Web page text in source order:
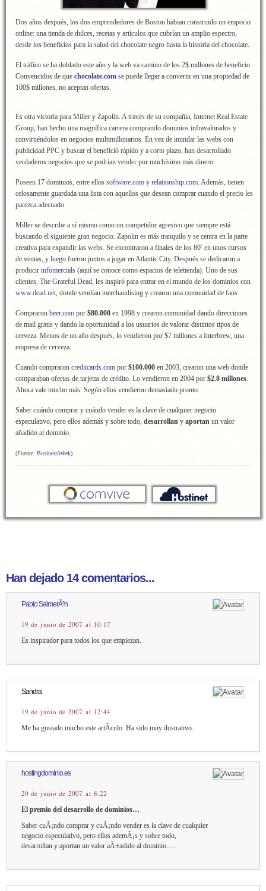
Dos años después, los dos emprendedores de Boston habian construido un emporio
online: una tienda de dulces, recetas y artículos que cubrían un amplio espectro,
desde los beneficios para la salud del chocolate negro hasta la historia del chocolate.
El tráfico se ha doblado este año y la web va camino de los 2$ millones de beneficio.
Convencidos de que chocolate.com se puede llegar a convertir en una propiedad de
100$ millones, no aceptan ofertas.
Es otra victoria para Miller y Zapolin. A través de su compañía, Internet Real Estate
Group, han hecho una magnífica carrera comprando dominios infravalorados y
convirtiéndolos en negocios multimillonarios. En vez de inundar las webs con
publicidad PPC y buscar el benefició rápido y a corto plazo, han desarrollado
verdaderos negocios que se podrían vender por muchísimo más dinero.
Poseen 17 dominios, entre ellos software.com y relationship.com. Además, tienen
celosamente guardada una lista con aquellos que desean comprar cuando el precio les
parezca adecuado.
Miller se describe a sí mismo como un competidor agresivo que siempre está
buscando el siguiente gran negocio. Zapolin es más tranquilo y se centra en la parte
creativa para expandir las webs. Se encontraron a finales de los 80′ en unos cursos
de ventas, y luego fueron juntos a jugar en Atlantic City. Después se dedicaron a
producir infomercials (aquí se conoce como espacios de teletienda). Uno de sus
clientes, The Grateful Dead, les inspiró para entrar en el mundo de los dominios con
www.dead.net, donde vendían merchandising y crearon una comunidad de fans.
Compraron beer.com por $80.000 en 1998 y crearon comunidad dando direcciones
de mail gratis y dando la oportunidad a los usuarios de valorar distintos tipos de
cerveza. Menos de un año después, lo vendieron por $7 millones a Interbrew, una
empresa de cerveza.
Cuando compraron creditcards.com por $100.000 en 2003, crearon una web donde
comparaban ofertas de tarjetas de crédito. Lo vendieron en 2004 por $2.8 millones.
Ahora vale mucho más. Según ellos vendieron demasiado pronto.
Saber cuándo comprar y cuándo vender es la clave de cualquier negocio
especulativo, pero ellos además y sobre todo, desarrollan y aportan un valor
añadido al dominio.
(Fuente: BusinessWeek)
Han dejado 14 comentarios...
Pablo SalmerÃ³n
19 de junio de 2007 at 10:17
Es inspirador para todos los que empiezan.
Sandra
19 de junio de 2007 at 12:44
Me ha gustado mucho este artÃ­culo. Ha sido muy ilustrativo.
hostingdominio.es
20 de junio de 2007 at 8:22
El premio del desarrollo de dominios…
Saber cuÃ¡ndo comprar y cuÃ¡ndo vender es la clave de cualquier
negocio especulativo, pero ellos ademÃ¡s y sobre todo,
desarrollan y aportan un valor aÃ±adido al dominio….